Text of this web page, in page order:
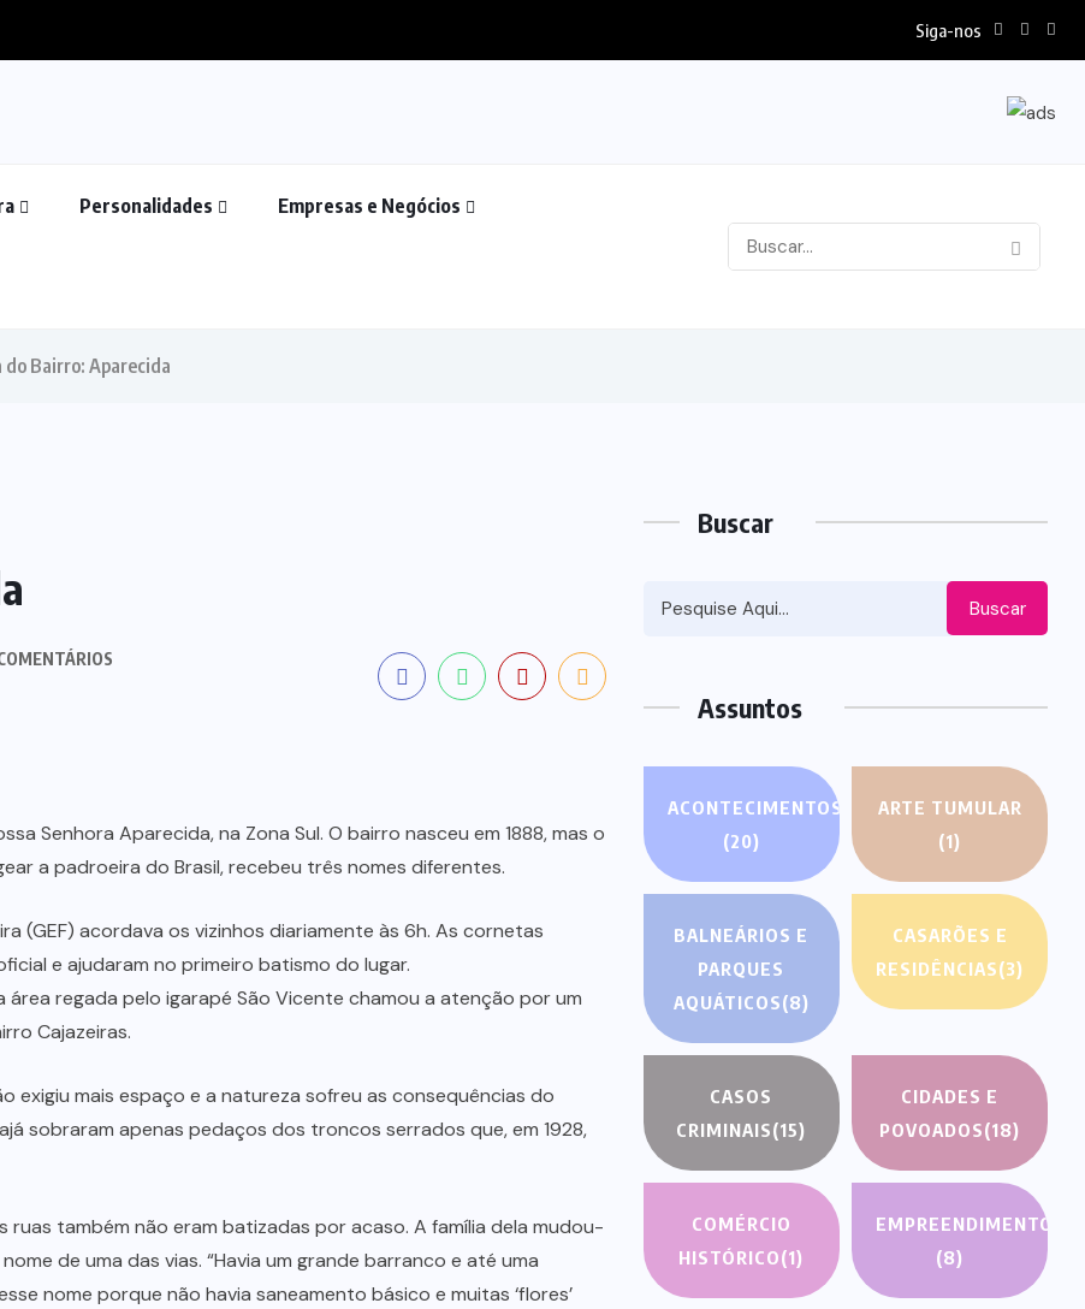
Siga-nos
Personalidades Empresas e Negócios
do Bairro: Aparecida
Senhora Aparecida, na Zona Sul. O bairro nasceu em 1888, mas o
a padroeira do Brasil, recebeu três nomes diferentes.
(GEF) acordava os vizinhos diariamente às 6h. As cornetas
e ajudaram no primeiro batismo do lugar.
área regada pelo igarapé São Vicente chamou a atenção por um
Cajazeiras.
exigiu mais espaço e a natureza sofreu as consequências do
sobraram apenas pedaços dos troncos serrados que, em 1928,
também não eram batizadas por acaso. A família dela mudou-
de uma das vias. “Havia um grande barranco e até uma
nome porque não havia saneamento básico e muitas ‘flores’
Buscar
Buscar
Assuntos
ACONTECIMENTOS
(20)
ARTE TUMULAR
(1)
BALNEÁRIOS E
PARQUES
AQUÁTICOS(8)
CASARÕES E
RESIDÊNCIAS(3)
CASOS
CRIMINAIS(15)
CIDADES E
POVOADOS(18)
COMÉRCIO
HISTÓRICO(1)
EMPREENDIMENTOS
(8)